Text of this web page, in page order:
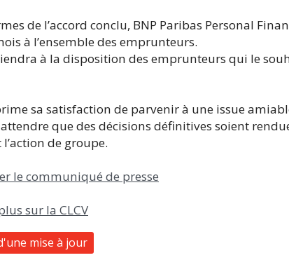
de l’accord conclu, BNP Paribas Personal
à l’ensemble des emprunteurs.
tiendra à la disposition des emprunteurs qui le
sa satisfaction de parvenir à une issue
que des décisions définitives soient
de groupe.
le communiqué de presse
sur la CLCV
mise à jour